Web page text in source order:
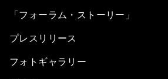
「フォーラム・ストーリー」
プレスリリース
フォトギャラリー